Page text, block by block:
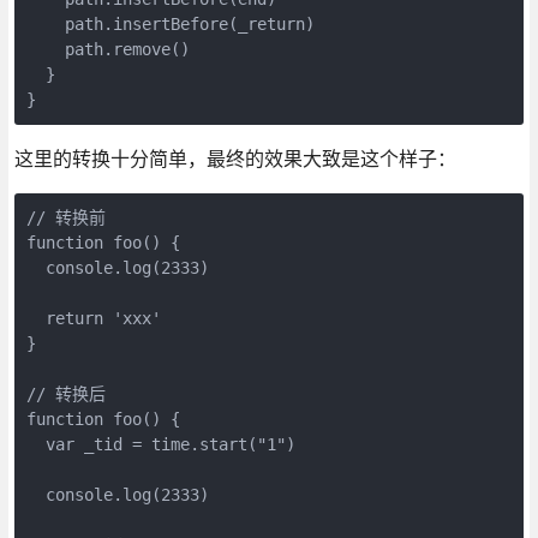
    path.insertBefore(_return)
    path.remove()
  }
}
这里的转换十分简单，最终的效果大致是这个样子：
// 转换前
function foo() {
  console.log(2333)
  return 'xxx'
}
// 转换后
function foo() {
  var _tid = time.start("1")
  console.log(2333)